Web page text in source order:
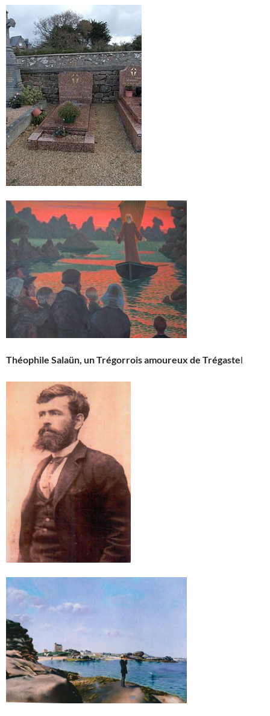
Théophile Salaün, un Trégorrois amoureux de Trégastel